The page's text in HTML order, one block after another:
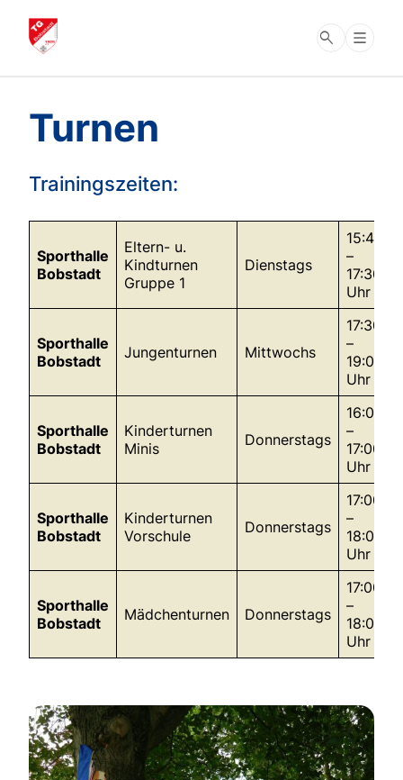
search
Turnen
Trainingszeiten:
Sporthalle
Bobstadt
Eltern- u.
Kindturnen
Gruppe 1
Dienstags
15:45
–
17:30
Uhr
Sporthalle
Bobstadt
Jungenturnen Mittwochs
17:30
–
19:00
Uhr
Sporthalle
Bobstadt
Kinderturnen
Minis
Donnerstags
16:00
–
17:00
Uhr
Sporthalle
Bobstadt
Kinderturnen
Vorschule
Donnerstags
17:00
–
18:00
Uhr
Sporthalle
Bobstadt
Mädchenturnen Donnerstags
17:00
–
18:00
Uhr